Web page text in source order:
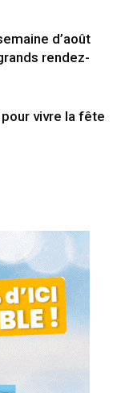
d’août
rendez-
vivre la fête